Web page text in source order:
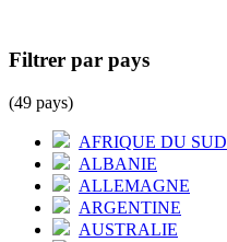
Filtrer par pays
(49 pays)
AFRIQUE DU SUD
ALBANIE
ALLEMAGNE
ARGENTINE
AUSTRALIE